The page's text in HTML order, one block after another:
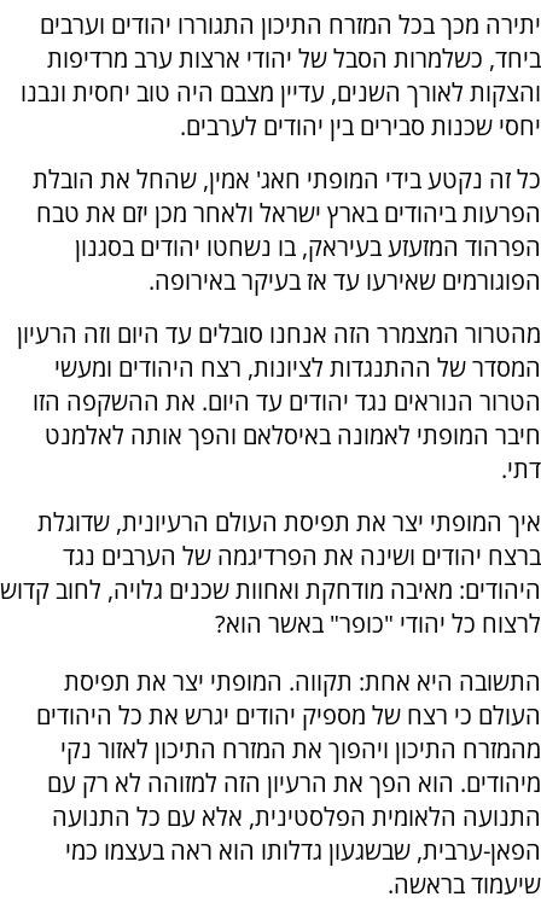
יתירה מכך בכל המזרח התיכון התגוררו יהודים וערבים
ביחד, כשלמרות הסבל של יהודי ארצות ערב מרדיפות
והצקות לאורך השנים, עדיין מצבם היה טוב יחסית ונבנו
יחסי שכנות סבירים בין יהודים לערבים.
כל זה נקטע בידי המופתי חאג' אמין, שהחל את הובלת
הפרעות ביהודים בארץ ישראל ולאחר מכן יזם את טבח
הפרהוד המזעזע בעיראק, בו נשחטו יהודים בסגנון
הפוגורמים שאירעו עד אז בעיקר באירופה.
מהטרור המצמרר הזה אנחנו סובלים עד היום וזה הרעיון
המסדר של ההתנגדות לציונות, רצח היהודים ומעשי
הטרור הנוראים נגד יהודים עד היום. את ההשקפה הזו
חיבר המופתי לאמונה באיסלאם והפך אותה לאלמנט
דתי.
איך המופתי יצר את תפיסת העולם הרעיונית, שדוגלת
ברצח יהודים ושינה את הפרדיגמה של הערבים נגד
היהודים: מאיבה מודחקת ואחוות שכנים גלויה, לחוב קדוש
לרצוח כל יהודי "כופר" באשר הוא?
התשובה היא אחת: תקווה. המופתי יצר את תפיסת
העולם כי רצח של מספיק יהודים יגרש את כל היהודים
מהמזרח התיכון ויהפוך את המזרח התיכון לאזור נקי
מיהודים. הוא הפך את הרעיון הזה למזוהה לא רק עם
התנועה הלאומית הפלסטינית, אלא עם כל התנועה
הפאן-ערבית, שבשגעון גדלותו הוא ראה בעצמו כמי
שיעמוד בראשה.